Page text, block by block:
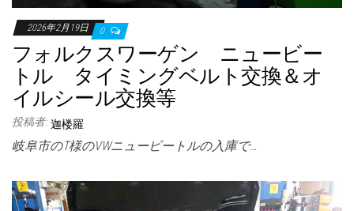
2026年2月19日 0
フォルクスワーゲン ニュービー
トル タイミングベルト交換＆オ
イルシール交換等
投稿者: 迦楼羅
岐阜市のT様のVWニュービートルの入庫で…